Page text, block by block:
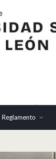
Reglamento